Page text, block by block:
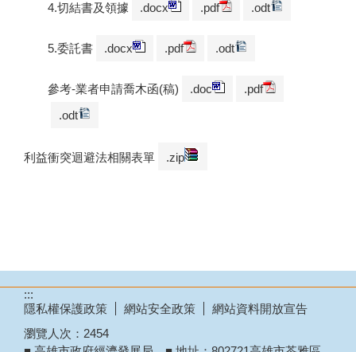
4.切結書及領據 .docx .pdf .odt
5.委託書 .docx .pdf .odt
參考-業者申請喬木函(稿) .doc
.pdf
.odt
利益衝突迴避法相關表單 .zip
:::
隱私權保護政策
網站安全政策
網站資料開放宣告
瀏覽人次： 2454